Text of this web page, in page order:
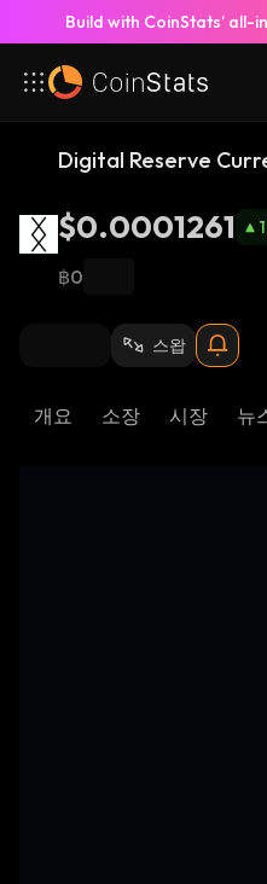
Build with CoinStats’ all-
Digital Reserve
$0.0001261
฿0
스왑
개요 소장 시장 뉴